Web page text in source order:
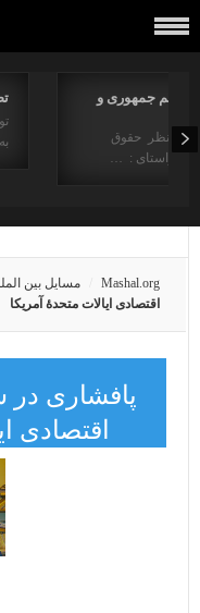
جمهوری و
از منظر حقوق
در راستای : …
Mashal.org مسایل بین
اقتصادی ایالات متحدۀ آمریکا
پافشاری در
اقتصادی